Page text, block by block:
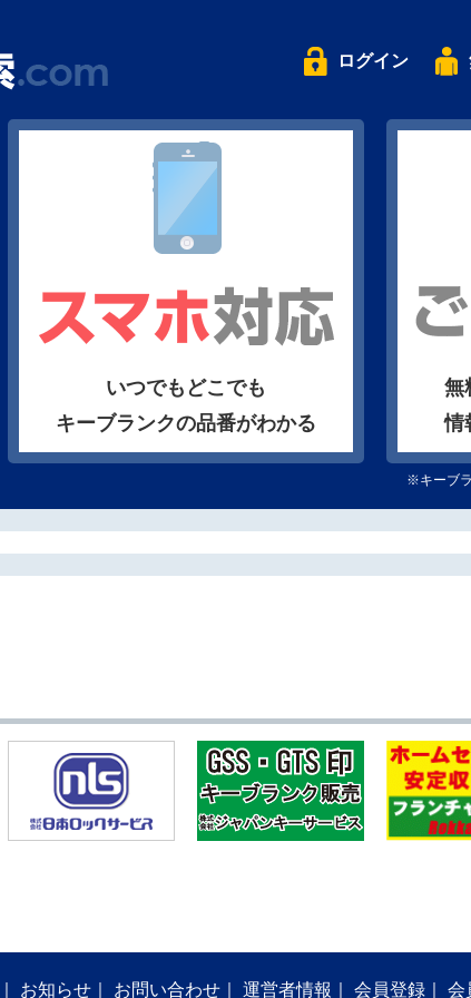
ログイン
いつでもどこでも
キーブランクの品番がわかる
無
情
※キーブ
お知らせ お問い合わせ 運営者情報 会員登録 会